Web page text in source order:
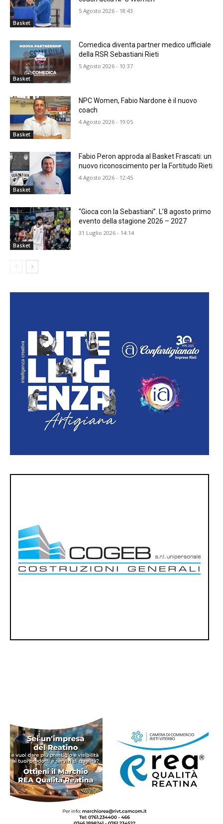
Basket
5 Agosto 2026 - 18:43
Basket
Comedica diventa partner medico ufficiale
della RSR Sebastiani Rieti
5 Agosto 2026 - 10:37
Basket
NPC Women, Fabio Nardone è il nuovo
coach
4 Agosto 2026 - 19:05
Basket
Fabio Peron approda al Basket Frascati: un
nuovo riconoscimento per la Fortitudo Rieti
4 Agosto 2026 - 12:45
Basket
“Gioca con la Sebastiani”. L’8 agosto primo
evento della stagione 2026 – 2027
31 Luglio 2026 - 14:14